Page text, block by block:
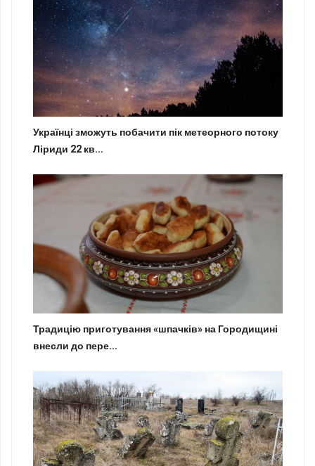
Українці зможуть побачити пік метеорного потоку
Ліриди 22 кв...
Традицію приготування «шпачків» на Городищині
внесли до пере...